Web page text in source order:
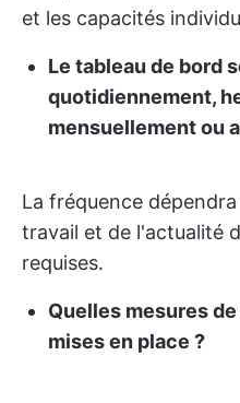
et les capacités
Le tableau de bord
quotidiennement,
mensuellement ou
La fréquence
travail et de l'actualité
requises.
Quelles mesures
mises en place ?